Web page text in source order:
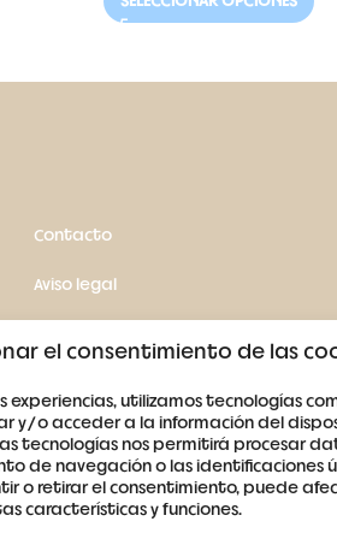
el consentimiento de las
experiencias, utilizamos tecnologías
y/o acceder a la información del
tecnologías nos permitirá procesar
de navegación o las identificaciones
o retirar el consentimiento, puede
características y funciones.
Contacto
Aviso legal
Política de privacidad